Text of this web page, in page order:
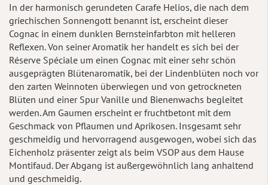
In der harmonisch gerundeten Carafe Helios, die nach dem
griechischen Sonnengott benannt ist, erscheint dieser
Cognac in einem dunklen Bernsteinfarbton mit helleren
Reflexen. Von seiner Aromatik her handelt es sich bei der
Réserve Spéciale um einen Cognac mit einer sehr schön
ausgeprägten Blütenaromatik, bei der Lindenblüten noch vor
den zarten Weinnoten überwiegen und von getrockneten
Blüten und einer Spur Vanille und Bienenwachs begleitet
werden. Am Gaumen erscheint er fruchtbetont mit dem
Geschmack von Pflaumen und Aprikosen. Insgesamt sehr
geschmeidig und hervorragend ausgewogen, wobei sich das
Eichenholz präsenter zeigt als beim VSOP aus dem Hause
Montifaud. Der Abgang ist außergewöhnlich lang anhaltend
und geschmeidig.